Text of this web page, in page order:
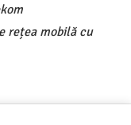
rețea mobilă cu